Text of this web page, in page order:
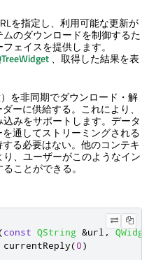
を指定し、利用可能な更新が
のダウンロードを制御するた
ェイスを提供します。
、取得した結果を表
を非同期でダウンロード・解
ーに供給する。これにより、
みをサポートします。データ
通してストリーミングされる
る必要はない。他のコンテキ
、ユーザーがこのようなイン
ことができる。
const QString &url ,
QWidget
currentReply(0)